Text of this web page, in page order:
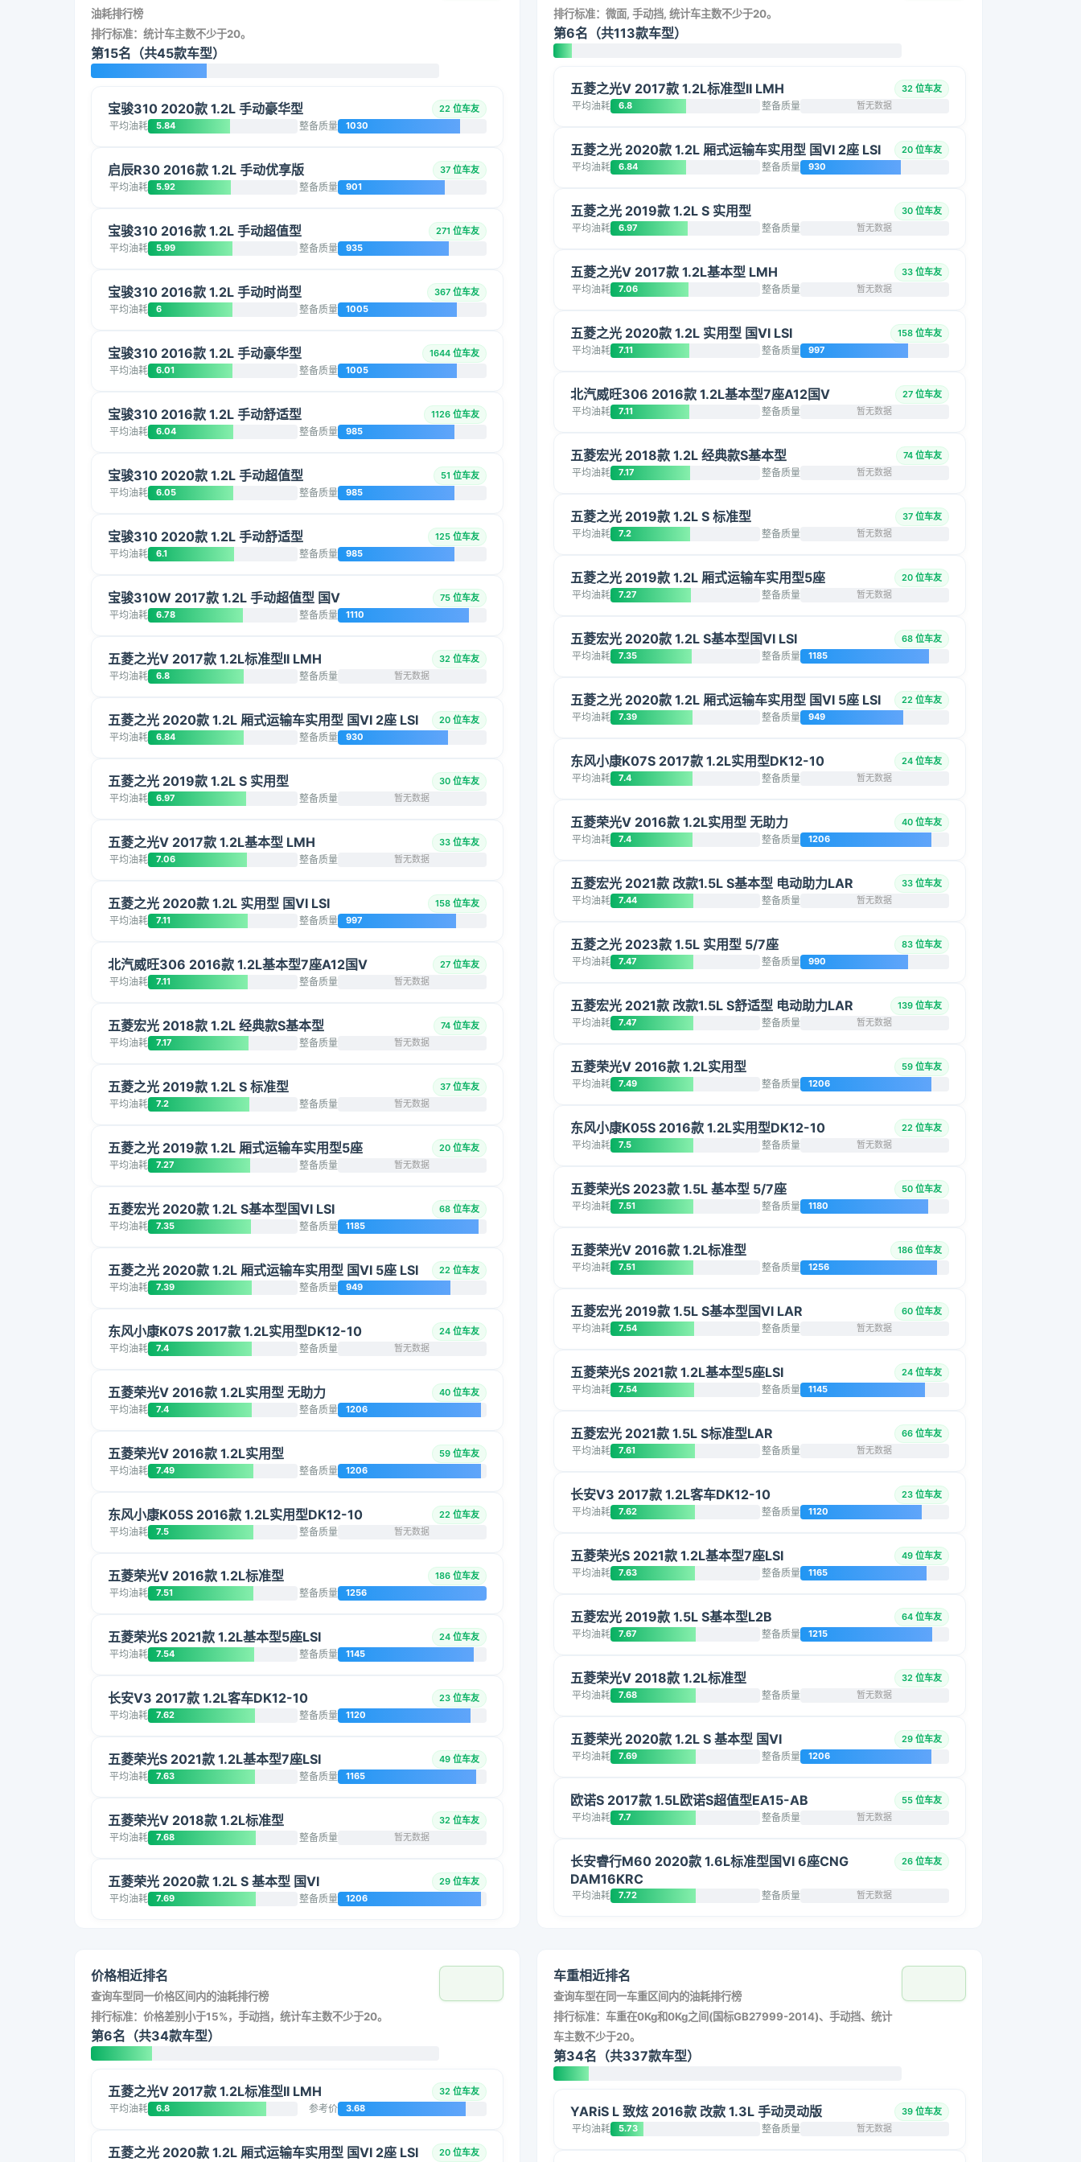
油耗排行榜
排行标准：统计车主数不少于20。
第15名（共45款车型）
宝骏310 2020款 1.2L 手动豪华型 22 位车友
平均油耗 5.84 整备质量 1030
启辰R30 2016款 1.2L 手动优享版 37 位车友
平均油耗 5.92 整备质量 901
宝骏310 2016款 1.2L 手动超值型 271 位车友
平均油耗 5.99 整备质量 935
宝骏310 2016款 1.2L 手动时尚型 367 位车友
平均油耗 6 整备质量 1005
宝骏310 2016款 1.2L 手动豪华型 1644 位车友
平均油耗 6.01 整备质量 1005
宝骏310 2016款 1.2L 手动舒适型 1126 位车友
平均油耗 6.04 整备质量 985
宝骏310 2020款 1.2L 手动超值型 51 位车友
平均油耗 6.05 整备质量 985
宝骏310 2020款 1.2L 手动舒适型 125 位车友
平均油耗 6.1 整备质量 985
宝骏310W 2017款 1.2L 手动超值型 国V 75 位车友
平均油耗 6.78 整备质量 1110
五菱之光V 2017款 1.2L标准型II LMH 32 位车友
平均油耗 6.8 整备质量 暂无数据
五菱之光 2020款 1.2L 厢式运输车实用型 国VI 2座 LSI 20 位车友
平均油耗 6.84 整备质量 930
五菱之光 2019款 1.2L S 实用型 30 位车友
平均油耗 6.97 整备质量 暂无数据
五菱之光V 2017款 1.2L基本型 LMH 33 位车友
平均油耗 7.06 整备质量 暂无数据
五菱之光 2020款 1.2L 实用型 国VI LSI 158 位车友
平均油耗 7.11 整备质量 997
北汽威旺306 2016款 1.2L基本型7座A12国V 27 位车友
平均油耗 7.11 整备质量 暂无数据
五菱宏光 2018款 1.2L 经典款S基本型 74 位车友
平均油耗 7.17 整备质量 暂无数据
五菱之光 2019款 1.2L S 标准型 37 位车友
平均油耗 7.2 整备质量 暂无数据
五菱之光 2019款 1.2L 厢式运输车实用型5座 20 位车友
平均油耗 7.27 整备质量 暂无数据
五菱宏光 2020款 1.2L S基本型国VI LSI 68 位车友
平均油耗 7.35 整备质量 1185
五菱之光 2020款 1.2L 厢式运输车实用型 国VI 5座 LSI 22 位车友
平均油耗 7.39 整备质量 949
东风小康K07S 2017款 1.2L实用型DK12-10 24 位车友
平均油耗 7.4 整备质量 暂无数据
五菱荣光V 2016款 1.2L实用型 无助力 40 位车友
平均油耗 7.4 整备质量 1206
五菱荣光V 2016款 1.2L实用型 59 位车友
平均油耗 7.49 整备质量 1206
东风小康K05S 2016款 1.2L实用型DK12-10 22 位车友
平均油耗 7.5 整备质量 暂无数据
五菱荣光V 2016款 1.2L标准型 186 位车友
平均油耗 7.51 整备质量 1256
五菱荣光S 2021款 1.2L基本型5座LSI 24 位车友
平均油耗 7.54 整备质量 1145
长安V3 2017款 1.2L客车DK12-10 23 位车友
平均油耗 7.62 整备质量 1120
五菱荣光S 2021款 1.2L基本型7座LSI 49 位车友
平均油耗 7.63 整备质量 1165
五菱荣光V 2018款 1.2L标准型 32 位车友
平均油耗 7.68 整备质量 暂无数据
五菱荣光 2020款 1.2L S 基本型 国VI 29 位车友
平均油耗 7.69 整备质量 1206
排行标准：微面, 手动挡, 统计车主数不少于20。
第6名（共113款车型）
五菱之光V 2017款 1.2L标准型II LMH 32 位车友
平均油耗 6.8 整备质量 暂无数据
五菱之光 2020款 1.2L 厢式运输车实用型 国VI 2座 LSI 20 位车友
平均油耗 6.84 整备质量 930
五菱之光 2019款 1.2L S 实用型 30 位车友
平均油耗 6.97 整备质量 暂无数据
五菱之光V 2017款 1.2L基本型 LMH 33 位车友
平均油耗 7.06 整备质量 暂无数据
五菱之光 2020款 1.2L 实用型 国VI LSI 158 位车友
平均油耗 7.11 整备质量 997
北汽威旺306 2016款 1.2L基本型7座A12国V 27 位车友
平均油耗 7.11 整备质量 暂无数据
五菱宏光 2018款 1.2L 经典款S基本型 74 位车友
平均油耗 7.17 整备质量 暂无数据
五菱之光 2019款 1.2L S 标准型 37 位车友
平均油耗 7.2 整备质量 暂无数据
五菱之光 2019款 1.2L 厢式运输车实用型5座 20 位车友
平均油耗 7.27 整备质量 暂无数据
五菱宏光 2020款 1.2L S基本型国VI LSI 68 位车友
平均油耗 7.35 整备质量 1185
五菱之光 2020款 1.2L 厢式运输车实用型 国VI 5座 LSI 22 位车友
平均油耗 7.39 整备质量 949
东风小康K07S 2017款 1.2L实用型DK12-10 24 位车友
平均油耗 7.4 整备质量 暂无数据
五菱荣光V 2016款 1.2L实用型 无助力 40 位车友
平均油耗 7.4 整备质量 1206
五菱宏光 2021款 改款1.5L S基本型 电动助力LAR 33 位车友
平均油耗 7.44 整备质量 暂无数据
五菱之光 2023款 1.5L 实用型 5/7座 83 位车友
平均油耗 7.47 整备质量 990
五菱宏光 2021款 改款1.5L S舒适型 电动助力LAR 139 位车友
平均油耗 7.47 整备质量 暂无数据
五菱荣光V 2016款 1.2L实用型 59 位车友
平均油耗 7.49 整备质量 1206
东风小康K05S 2016款 1.2L实用型DK12-10 22 位车友
平均油耗 7.5 整备质量 暂无数据
五菱荣光S 2023款 1.5L 基本型 5/7座 50 位车友
平均油耗 7.51 整备质量 1180
五菱荣光V 2016款 1.2L标准型 186 位车友
平均油耗 7.51 整备质量 1256
五菱宏光 2019款 1.5L S基本型国VI LAR 60 位车友
平均油耗 7.54 整备质量 暂无数据
五菱荣光S 2021款 1.2L基本型5座LSI 24 位车友
平均油耗 7.54 整备质量 1145
五菱宏光 2021款 1.5L S标准型LAR 66 位车友
平均油耗 7.61 整备质量 暂无数据
长安V3 2017款 1.2L客车DK12-10 23 位车友
平均油耗 7.62 整备质量 1120
五菱荣光S 2021款 1.2L基本型7座LSI 49 位车友
平均油耗 7.63 整备质量 1165
五菱宏光 2019款 1.5L S基本型L2B 64 位车友
平均油耗 7.67 整备质量 1215
五菱荣光V 2018款 1.2L标准型 32 位车友
平均油耗 7.68 整备质量 暂无数据
五菱荣光 2020款 1.2L S 基本型 国VI 29 位车友
平均油耗 7.69 整备质量 1206
欧诺S 2017款 1.5L欧诺S超值型EA15-AB 55 位车友
平均油耗 7.7 整备质量 暂无数据
长安睿行M60 2020款 1.6L标准型国VI 6座CNG
DAM16KRC
26 位车友
平均油耗 7.72 整备质量 暂无数据
价格相近排名
查询车型同一价格区间内的油耗排行榜
排行标准：价格差别小于15%，手动挡，统计车主数不少于20。
第6名（共34款车型）
五菱之光V 2017款 1.2L标准型II LMH 32 位车友
平均油耗 6.8 参考价 3.68
五菱之光 2020款 1.2L 厢式运输车实用型 国VI 2座 LSI 20 位车友
车重相近排名
查询车型在同一车重区间内的油耗排行榜
排行标准：车重在0Kg和0Kg之间(国标GB27999-2014)、手动挡、统计
车主数不少于20。
第34名（共337款车型）
YARiS L 致炫 2016款 改款 1.3L 手动灵动版 39 位车友
平均油耗 5.73 整备质量 暂无数据